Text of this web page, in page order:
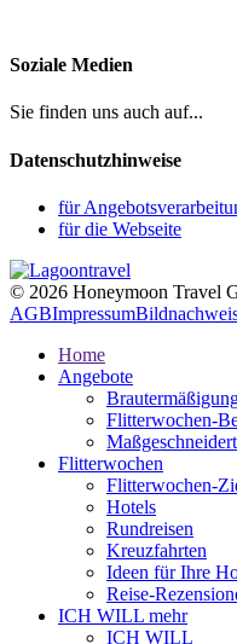
Soziale Medien
Sie finden uns auch auf...
Datenschutzhinweise
für
für die Webseite
© 2026 Honeymoon Travel
AGBImpressum
Home
Angebote
Flitterwochen-
Flitterwochen
Flitterwochen-
Hotels
Rundreisen
Kreuzfahrten
Ideen für Ihre
Reise-
ICH WILL mehr
ICH WILL